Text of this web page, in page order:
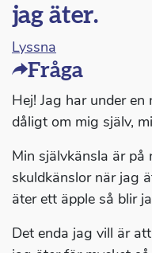
jag äter.
Lyssna
Fråga
Hej! Jag har under
dåligt om mig själv,
Min självkänsla är på
skuldkänslor när jag
äter ett äpple så blir
Det enda jag vill är